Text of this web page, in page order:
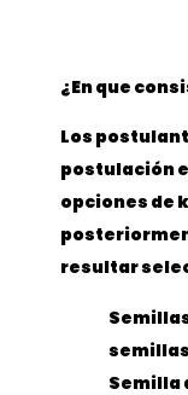
¿En que
Los
postulación
opciones de
resultar
Semilla